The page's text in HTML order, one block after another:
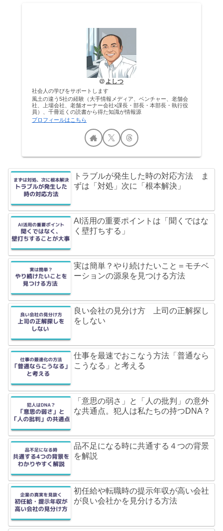
よしつ
社会人の学びをサポートします
風土の違う5社の経験（大手情報メディア、ベンチャー、老舗会
社、上場会社、老舗オーナー会社×課長・部長・本部長・執行役
員）、千冊近くの読書から得た知識が情報源
プロフィールはこちら
トラブルが発生した時の対応方法 ま
ずは「対処」次に「根本解決」
AI活用の重要ポイントは「聞くではな
く壁打ちする」
実は簡単？やり続けたいこと＝モチベ
ーションの源泉を見つける方法
良い会社の見分け方 上司の正解探し
をしない
仕事を最速でおこなう方法「普通なら
こうなる」と考える
「意思の弱さ」と「人の批判」の意外
な共通点。犯人は私たちの持つDNA？
品不足になる時に共通する４つの背景
を解説
初任給や転職時の提示年収が高い会社
が良い会社かを見分ける方法